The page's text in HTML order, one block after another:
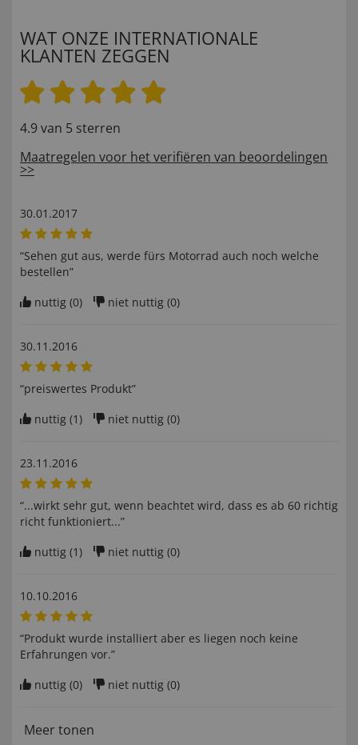
WAT ONZE INTERNATIONALE
KLANTEN ZEGGEN
4.9 van 5 sterren
Maatregelen voor het verifiëren van beoordelingen
>>
30.01.2017
“Sehen gut aus, werde fürs Motorrad auch noch welche
bestellen”
nuttig (0) niet nuttig (0)
30.11.2016
“preiswertes Produkt”
nuttig (1) niet nuttig (0)
23.11.2016
“...wirkt sehr gut, wenn beachtet wird, dass es ab 60 richtig
richt funktioniert...”
nuttig (1) niet nuttig (0)
10.10.2016
“Produkt wurde installiert aber es liegen noch keine
Erfahrungen vor.”
nuttig (0) niet nuttig (0)
Meer tonen